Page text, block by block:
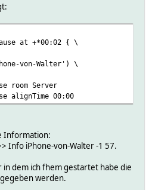
at +*00:02 { \
von-Walter') \
room Server
alignTime 00:00
Information:
Info iPhone-von-Walter -1 57.
in dem ich fhem gestartet habe die
werden.